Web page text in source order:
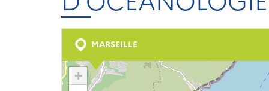
MARSEILLE
+